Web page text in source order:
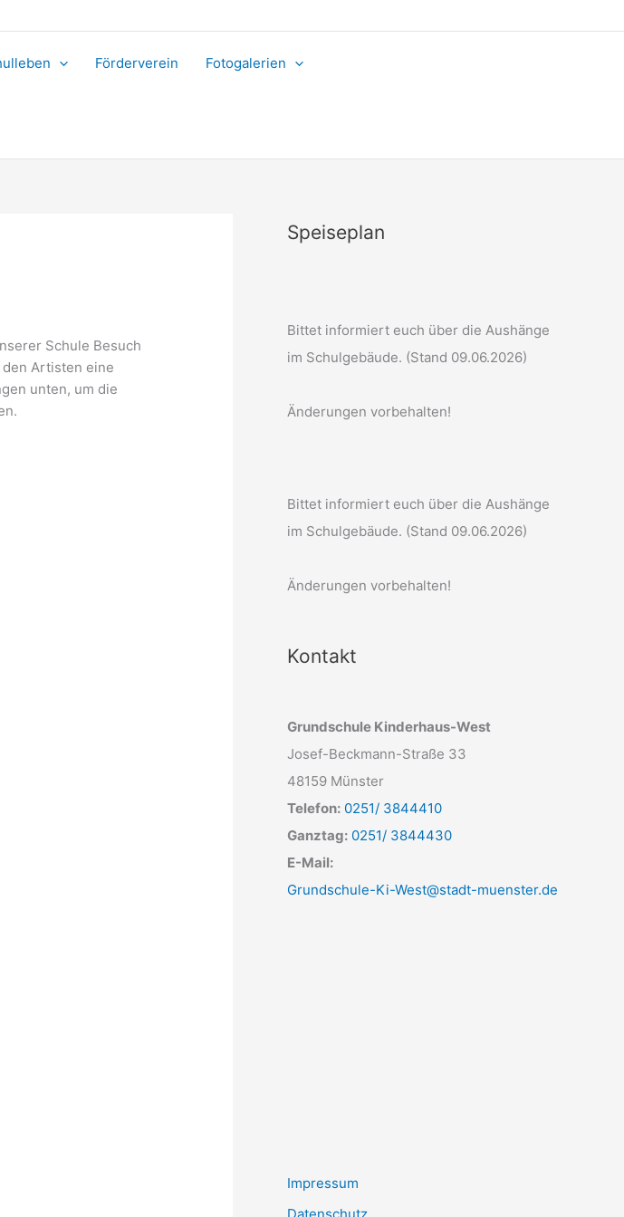
Förderverein Fotogalerien
Schule Besuch
den Artisten eine
unten, um die
Speiseplan
Bittet informiert euch über die Aushänge
im Schulgebäude. (Stand 09.06.2026)
Änderungen vorbehalten!
Bittet informiert euch über die Aushänge
im Schulgebäude. (Stand 09.06.2026)
Änderungen vorbehalten!
Kontakt
Grundschule Kinderhaus-West
Josef-Beckmann-Straße 33
48159 Münster
Telefon: 0251/ 3844410
Ganztag: 0251/ 3844430
E-Mail:
Grundschule-Ki-West@stadt-muenster.de
Impressum